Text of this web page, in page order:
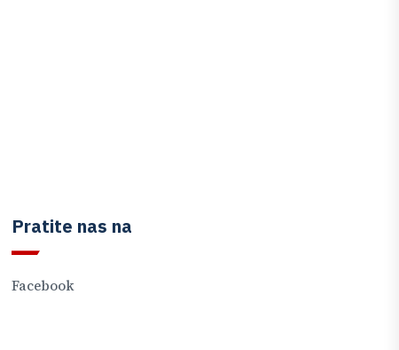
Pratite nas na
Facebook